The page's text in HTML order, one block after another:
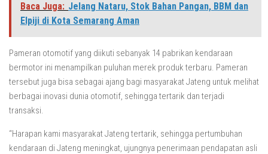
Baca Juga: Jelang Nataru, Stok Bahan Pangan, BBM dan
Elpiji di Kota Semarang Aman
Pameran otomotif yang diikuti sebanyak 14 pabrikan kendaraan
bermotor ini menampilkan puluhan merek produk terbaru. Pameran
tersebut juga bisa sebagai ajang bagi masyarakat Jateng untuk melihat
berbagai inovasi dunia otomotif, sehingga tertarik dan terjadi
transaksi.
“Harapan kami masyarakat Jateng tertarik, sehingga pertumbuhan
kendaraan di Jateng meningkat, ujungnya penerimaan pendapatan asli